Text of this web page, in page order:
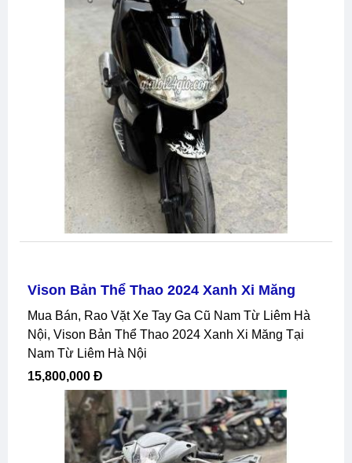
Vison Bản Thể Thao 2024 Xanh Xi Măng
Mua Bán, Rao Vặt Xe Tay Ga Cũ Nam Từ Liêm Hà
Nội, Vison Bản Thể Thao 2024 Xanh Xi Măng Tại
Nam Từ Liêm Hà Nội
15,800,000 Đ